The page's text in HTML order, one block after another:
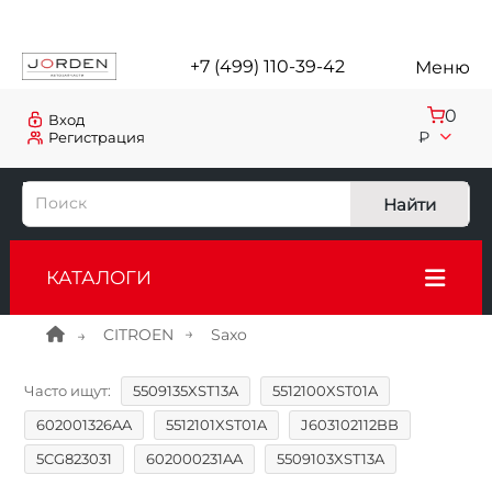
+7 (499) 110-39-42 Меню
Регистрация
Вход 0
₽
Найти
КАТАЛОГИ
CITROEN Saxo
Часто ищут: 5509135XST13A
5512100XST01A
602001326AA
5512101XST01A
J603102112BB
5CG823031
602000231AA 5509103XST13A